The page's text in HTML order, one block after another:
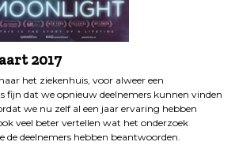
2017
het ziekenhuis, voor alweer een
fijn dat we opnieuw deelnemers kunnen vinden
we nu zelf al een jaar ervaring hebben
veel beter vertellen wat het onderzoek
de deelnemers hebben beantwoorden.